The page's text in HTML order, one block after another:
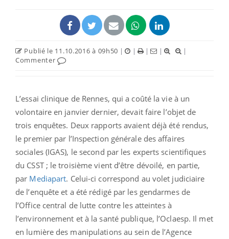
Publié le 11.10.2016 à 09h50 | | | |
|
Commenter
L’essai clinique de Rennes, qui a coûté la vie à un
volontaire en janvier dernier, devait faire l’objet de
trois enquêtes. Deux rapports avaient déjà été rendus,
le premier par l’Inspection générale des affaires
sociales (IGAS), le second par les experts scientifiques
du CSST ; le troisième vient d’être dévoilé, en partie,
par Mediapart. Celui-ci correspond au volet judiciaire
de l’enquête et a été rédigé par les gendarmes de
l’Office central de lutte contre les atteintes à
l’environnement et à la santé publique, l’Oclaesp. Il met
en lumière des manipulations au sein de l’Agence